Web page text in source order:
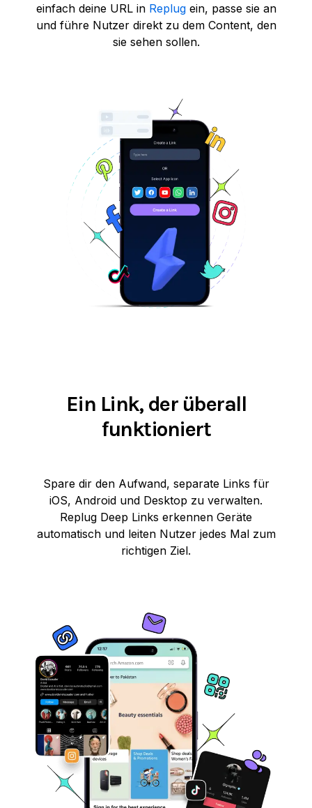
einfach deine URL in Replugein, passe sie an
und führe Nutzer direkt zu dem Content, den
sie sehen sollen.
Ein Link, der überall
funktioniert
Spare dir den Aufwand, separate Links für
iOS, Android und Desktop zu verwalten.
Replug Deep Links erkennen Geräte
automatisch und leiten Nutzer jedes Mal zum
richtigen Ziel.